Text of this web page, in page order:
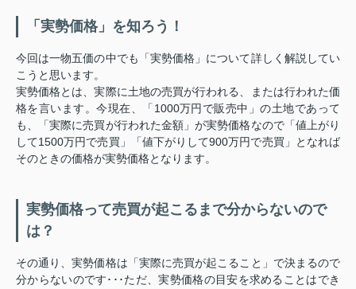
「実勢価格」を知ろう！
今回は一物五価の中でも「実勢価格」について詳しく解説してい
こうと思います。
実勢価格とは、実際に土地の売買が行われる、または行われた価
格を言います。今現在、「1000万円で販売中」の土地であって
も、「実際に売買が行われた金額」が実勢価格なので「値上がり
して1500万円で売買」「値下がりして900万円で売買」となれば
そのときの価格が実勢価格となります。
実勢価格って売買が起こるまで分からないので
は？
その通り、実勢価格は「実際に売買が起こること」で決まるので
分からないのです･･･ただ、実勢価格の目安を求めることはでき